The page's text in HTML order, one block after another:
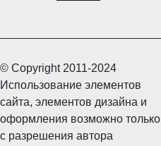
© Copyright 2011-2024
Использование элементов
сайта, элементов дизайна и
оформления возможно только
с разрешения автора